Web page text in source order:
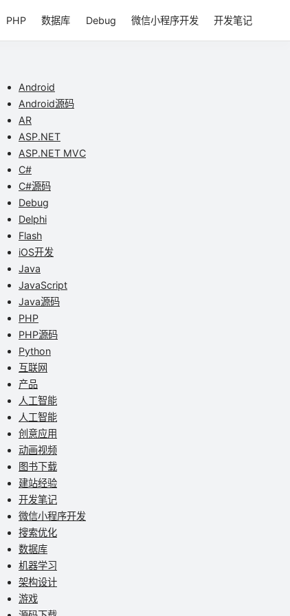
PHP 数据库 Debug 微信小程序开发 开发笔记
Android
Android源码
AR
ASP.NET
ASP.NET MVC
C#
C#源码
Debug
Delphi
Flash
iOS开发
Java
JavaScript
Java源码
PHP
PHP源码
Python
互联网
产品
人工智能
人工智能
创意应用
动画视频
图书下载
建站经验
开发笔记
微信小程序开发
搜索优化
数据库
机器学习
架构设计
游戏